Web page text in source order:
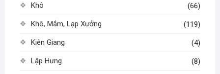
Khô (66)
Khô, Mắm, Lạp Xưởng (119)
Kiên Giang (4)
Lập Hưng (8)